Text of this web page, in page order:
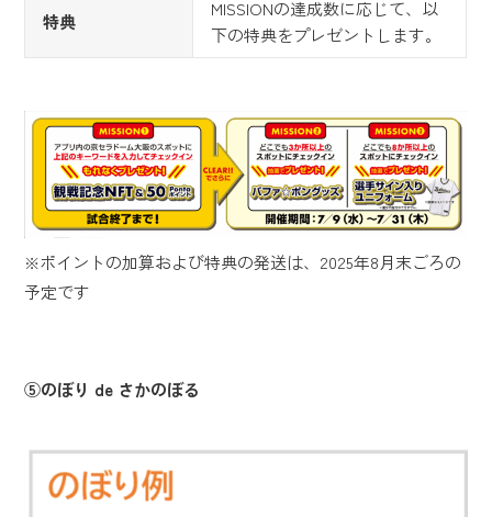
特典
MISSIONの達成数に応じて、以
下の特典をプレゼントします。
※ポイントの加算および特典の発送は、2025年8月末ごろの
予定です
⑤のぼり de さかのぼる